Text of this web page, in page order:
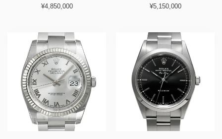
¥4,850,000 ¥5,150,000